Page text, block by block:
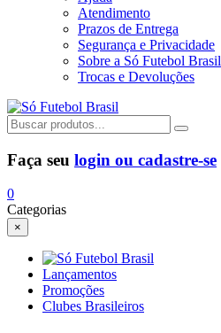
Atendimento
Prazos de Entrega
Segurança e Privacidade
Sobre a Só Futebol Brasil
Trocas e Devoluções
Faça seu login ou cadastre-se
0
Categorias
×
Lançamentos
Promoções
Clubes Brasileiros